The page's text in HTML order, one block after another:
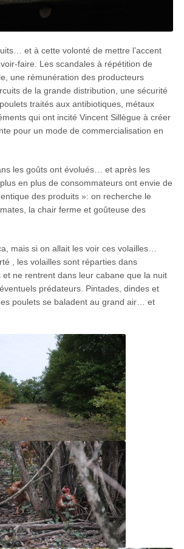
et à cette volonté de mettre l’accent
faire. Les scandales à répétition de
une rémunération des producteurs
de la grande distribution, une sécurité
traités aux antibiotiques, métaux
qui ont incité Vincent Sillègue à créer
pour un mode de commercialisation en
les goûts ont évolués… et après les
en plus de consommateurs ont envie de
des produits »: on recherche le
la chair ferme et goûteuse des
mais si on allait les voir ces volailles…
, les volailles sont réparties dans
et ne rentrent dans leur cabane que la nuit
prédateurs. Pintades, dindes et
poulets se baladent au grand air… et